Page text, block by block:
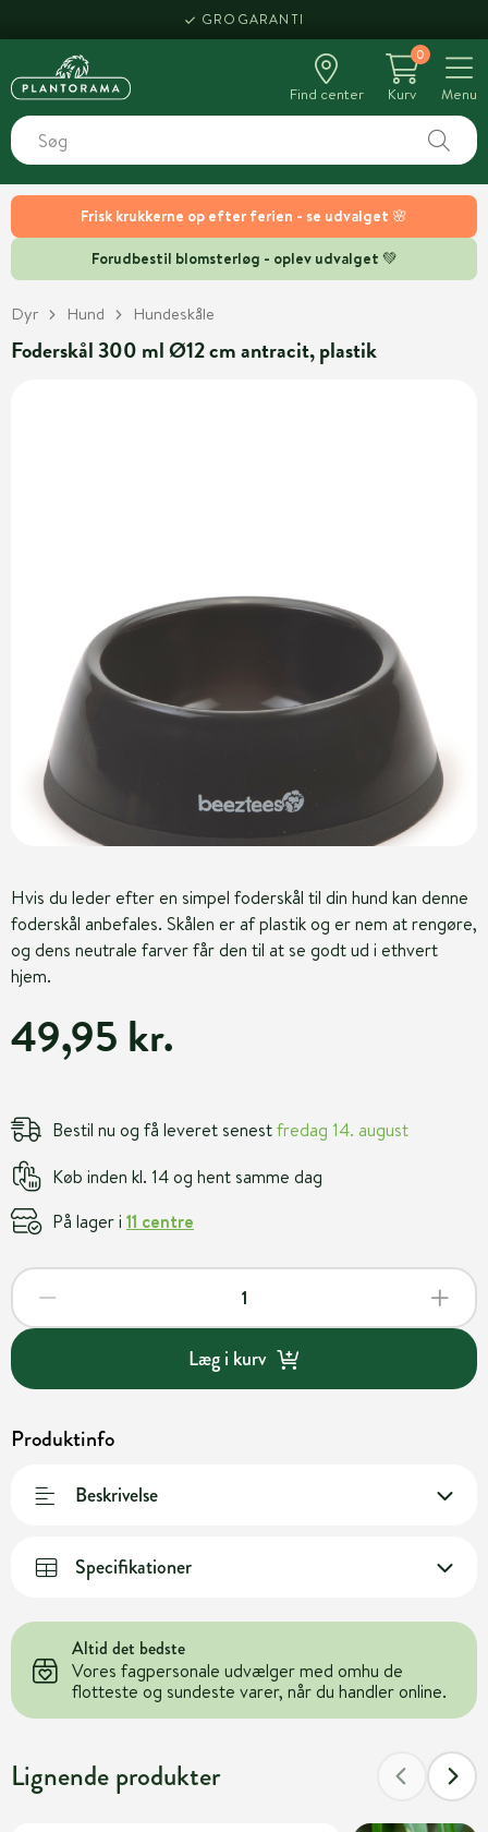
Frisk krukkerne op efter ferien - se udvalget 🌸
Forudbestil blomsterløg - oplev udvalget 💚
GROGARANTI
Find center
0
Kurv
Menu
Dyr Hund Hundeskåle
Foderskål 300 ml Ø12 cm antracit, plastik
Hvis du leder efter en simpel foderskål til din hund kan denne
foderskål anbefales. Skålen er af plastik og er nem at rengøre,
og dens neutrale farver får den til at se godt ud i ethvert
hjem.
49,95 kr.
Bestil nu og få leveret senestfredag 14. august
Køb inden kl. 14 og hent samme dag
På lager i 11 centre
Læg i kurv
Produktinfo
Beskrivelse
Specifikationer
Altid det bedste
Vores fagpersonale udvælger med omhu de
flotteste og sundeste varer, når du handler online.
Lignende produkter